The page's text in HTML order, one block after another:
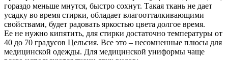
гораздо меньше мнутся, быстро сохнут. Такая ткань не дает
усадку во время стирки, обладает влагоотталкивающими
свойствами, будет радовать яркостью цвета долгое время.
Ее не нужно кипятить, для стирки достаточно температуры от
40 до 70 градусов Цельсия. Все это – несомненные плюсы для
медицинской одежды. Для медицинской униформы чаще